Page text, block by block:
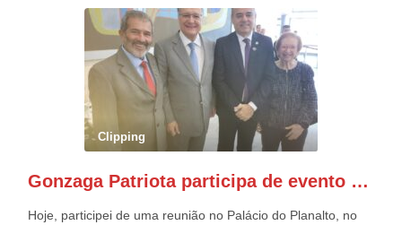
outros desfiles, na Esplanada dos Ministérios, disse ter sido
o deste ano, o maior e o mais organizado de todos. “Há
quatro décadas, como Patriota até no nome, participo
anualmente dos desfiles de Sete de Setembro, na
Esplanada dos Ministérios, em Brasília. Este ano, o governo
preparou espaços com cadeiras e coberturas, para 30.000
pessoas, só que o número de Patriotas Brasileiros
Independentes, dobrou na Esplanada. Eu, Lula e os
Patriota.
Clipping
Gonzaga Patriota participa de evento em prol do desenvolvimento do Nordeste
Hoje, participei de uma reunião no Palácio do Planalto, no